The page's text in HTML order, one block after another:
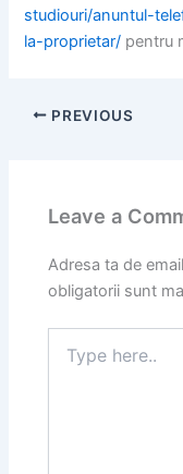
studiouri/anuntul-
la-proprietar/ pentru
PREVIOUS
Leave a
Adresa ta de
obligatorii sunt
here..